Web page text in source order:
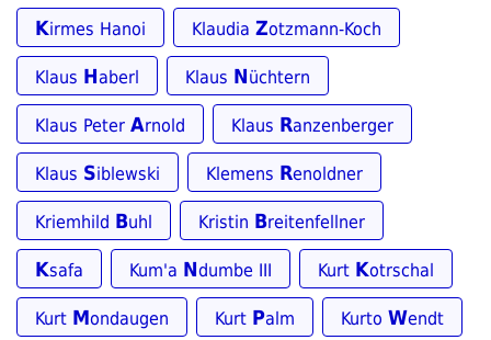
Kirmes Hanoi Klaudia Zotzmann-Koch
Klaus Haberl Klaus Nüchtern
Klaus Peter Arnold Klaus Ranzenberger
Klaus Siblewski Klemens Renoldner
Kriemhild Buhl Kristin Breitenfellner
Ksafa Kum'a Ndumbe III Kurt Kotrschal
Kurt Mondaugen Kurt Palm Kurto Wendt